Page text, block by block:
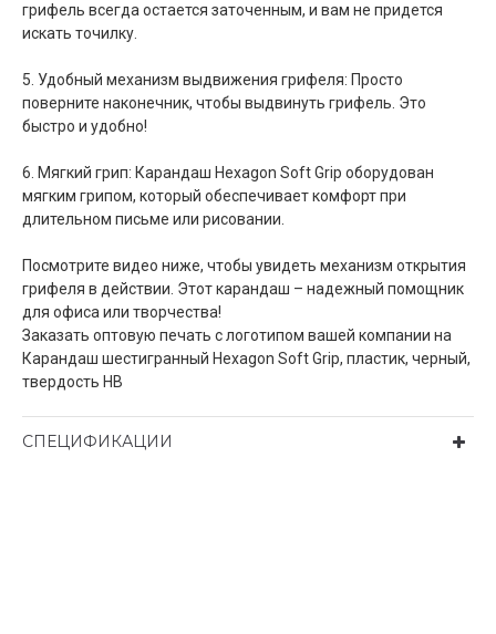
грифель всегда остается заточенным, и вам не придется
искать точилку.
5. Удобный механизм выдвижения грифеля: Просто
поверните наконечник, чтобы выдвинуть грифель. Это
быстро и удобно!
6. Мягкий грип: Карандаш Hexagon Soft Grip оборудован
мягким грипом, который обеспечивает комфорт при
длительном письме или рисовании.
Посмотрите видео ниже, чтобы увидеть механизм открытия
грифеля в действии. Этот карандаш – надежный помощник
для офиса или творчества!
Заказать оптовую печать с логотипом вашей компании на
Карандаш шестигранный Hexagon Soft Grip, пластик, черный,
твердость HB
СПЕЦИФИКАЦИИ